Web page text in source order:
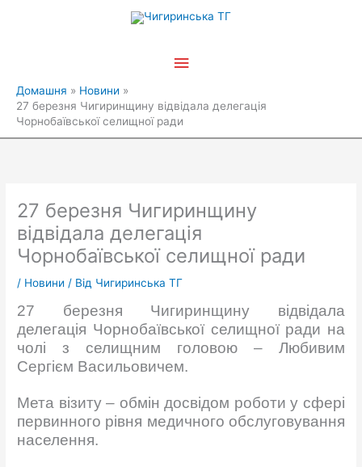
Головне
Домашня
Новини
27 березня Чигиринщину відвідала делегація
Чорнобаївської селищної ради
27 березня Чигиринщину
відвідала делегація
Чорнобаївської селищної ради
/ Новини / Від Чигиринська ТГ
27 березня Чигиринщину відвідала
делегація Чорнобаївської селищної ради на
чолі з селищним головою – Любивим
Сергієм Васильовичем.
Мета візиту – обмін досвідом роботи у сфері
первинного рівня медичного обслуговування
населення.